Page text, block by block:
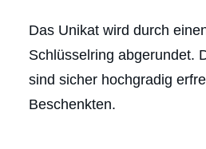
Das Unikat wird durch
Schlüsselring abgerundet.
sind sicher hochgradig
Beschenkten.